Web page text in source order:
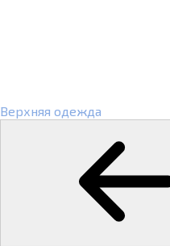
Верхняя одежда